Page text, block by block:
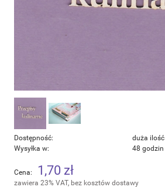
Dostępność:
duża ilość
Wysyłka w:
48 godzin
Cena: 1,70 zł
zawiera 23% VAT, bez kosztów dostawy